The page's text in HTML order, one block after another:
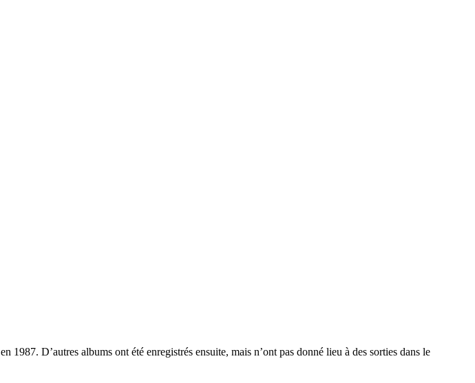
en 1987. D’autres albums ont été enregistrés ensuite, mais n’ont pas donné lieu à des sorties dans le